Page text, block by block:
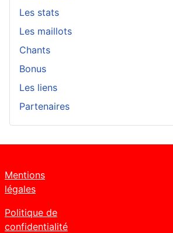
Les stats
Les maillots
Chants
Bonus
Les liens
Partenaires
Mentions
légales
Politique de
confidentialité